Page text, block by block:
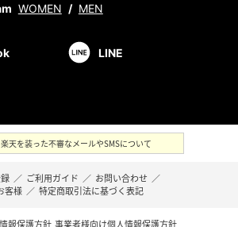
WOMEN / MEN
LINE
楽天を装った不審なメールやSMSについて
／ ご利用ガイド ／ お問い合わせ ／
客様 ／ 特定商取引法に基づく表記
報保護方針 事業者様向け個人情報保護方針